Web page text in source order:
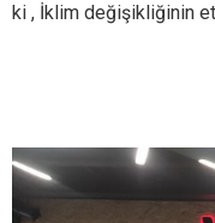
ki , İklim değişikliğinin